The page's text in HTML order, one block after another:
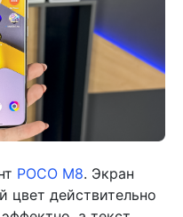
POCO M8. Экран
цвет действительно